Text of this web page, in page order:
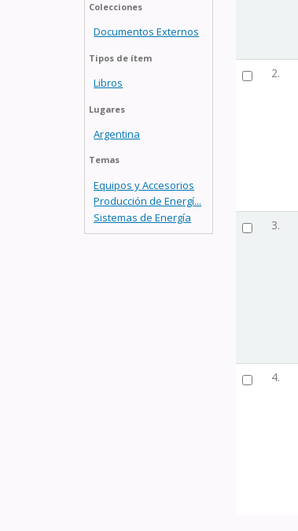
Colecciones
Documentos Externos
Tipos de ítem
Libros
Lugares
Argentina
Temas
Equipos y Accesorios
Producción de Energí...
Sistemas de Energía
2.
3.
4.